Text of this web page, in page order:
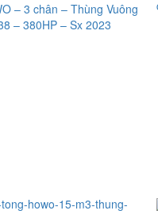
– 3 chân – Thùng Vuông
– 380HP – Sx 2023